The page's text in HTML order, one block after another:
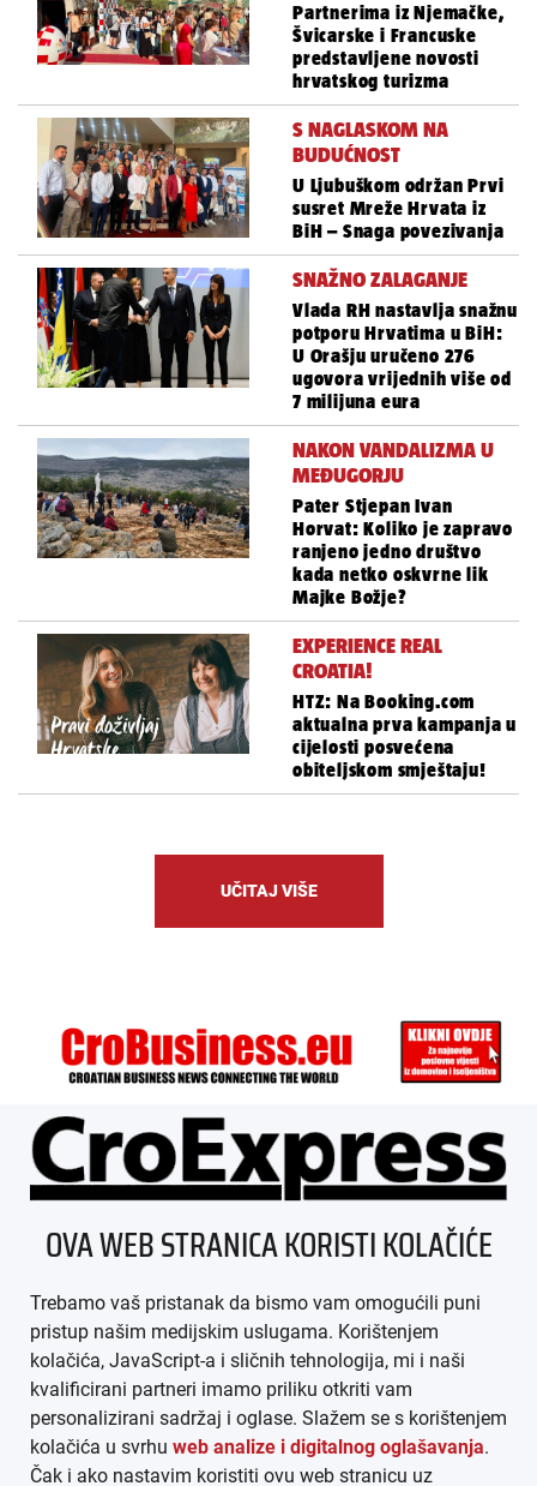
Partnerima iz Njemačke,
Švicarske i Francuske
predstavljene novosti
hrvatskog turizma
S NAGLASKOM NA
BUDUĆNOST
U Ljubuškom održan Prvi
susret Mreže Hrvata iz
BiH – Snaga povezivanja
SNAŽNO ZALAGANJE
Vlada RH nastavlja snažnu
potporu Hrvatima u BiH:
U Orašju uručeno 276
ugovora vrijednih više od
7 milijuna eura
NAKON VANDALIZMA U
MEĐUGORJU
Pater Stjepan Ivan
Horvat: Koliko je zapravo
ranjeno jedno društvo
kada netko oskvrne lik
Majke Božje?
EXPERIENCE REAL
CROATIA!
HTZ: Na Booking.com
aktualna prva kampanja u
cijelosti posvećena
obiteljskom smještaju!
UČITAJ VIŠE
ÜBER UNS
IMPRESSUM
AGB
DATENSCHUTZ
MEDIADATEN
OVA WEB STRANICA KORISTI KOLAČIĆE
Trebamo vaš pristanak da bismo vam omogućili puni
pristup našim medijskim uslugama. Korištenjem
kolačića, JavaScript-a i sličnih tehnologija, mi i naši
kvalificirani partneri imamo priliku otkriti vam
personalizirani sadržaj i oglase. Slažem se s korištenjem
kolačića u svrhu web analize i digitalnog oglašavanja.
Čak i ako nastavim koristiti ovu web stranicu uz